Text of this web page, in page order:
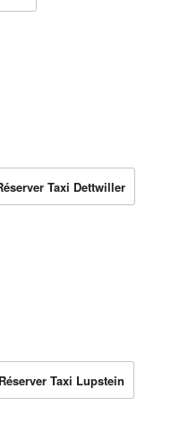
Taxi Dettwiller
Réserver Taxi Lupstein